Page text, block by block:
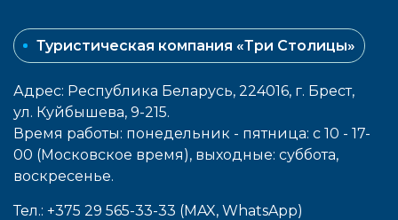
Туристическая компания «Три Столицы»
Адрес: Республика Беларусь, 224016, г. Брест,
ул. Куйбышева, 9-215.
Время работы: понедельник - пятница: с 10 - 17-
00 (Московское время), выходные: cуббота,
воcкресенье.
Тел.: +375 29 565-33-33 (MAX, WhatsApp)